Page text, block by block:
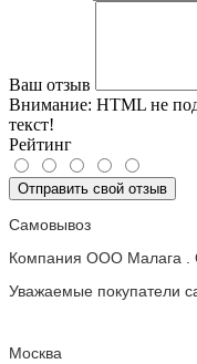
Ваш отзыв
Внимание: HTML не
текст!
Рейтинг
Отправить свой отзыв
Самовывоз
Компания ООО Малага .
Уважаемые покупатели
Москва